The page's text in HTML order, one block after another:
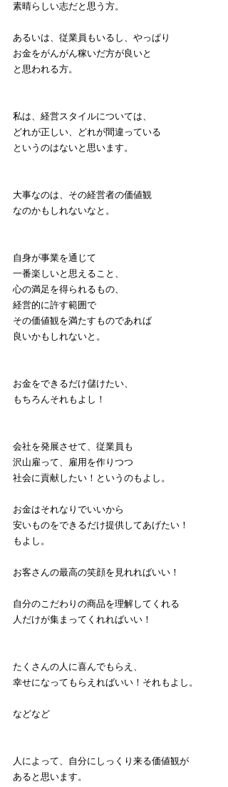
素晴らしい志だと思う方。
あるいは、従業員もいるし、やっぱり
お金をがんがん稼いだ方が良いと
と思われる方。
私は、経営スタイルについては、
どれが正しい、どれが間違っている
というのはないと思います。
大事なのは、その経営者の価値観
なのかもしれないなと。
自身が事業を通じて
一番楽しいと思えること、
心の満足を得られるもの、
経営的に許す範囲で
その価値観を満たすものであれば
良いかもしれないと。
お金をできるだけ儲けたい、
もちろんそれもよし！
会社を発展させて、従業員も
沢山雇って、雇用を作りつつ
社会に貢献したい！というのもよし。
お金はそれなりでいいから
安いものをできるだけ提供してあげたい！
もよし。
お客さんの最高の笑顔を見れればいい！
自分のこだわりの商品を理解してくれる
人だけが集まってくれればいい！
たくさんの人に喜んでもらえ、
幸せになってもらえればいい！それもよし。
などなど
人によって、自分にしっくり来る価値観が
あると思います。